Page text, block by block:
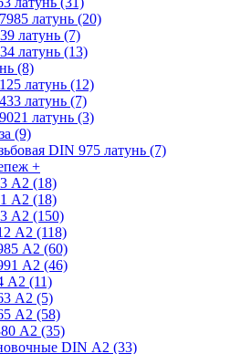
латунь (20)
латунь (7)
латунь (13)
(8)
латунь (12)
латунь (7)
латунь (3)
(9)
DIN 975 латунь (7)
+
А2 (18)
А2 (18)
А2 (150)
А2 (118)
А2 (60)
А2 (46)
А2 (11)
А2 (5)
А2 (58)
А2 (35)
DIN А2 (33)